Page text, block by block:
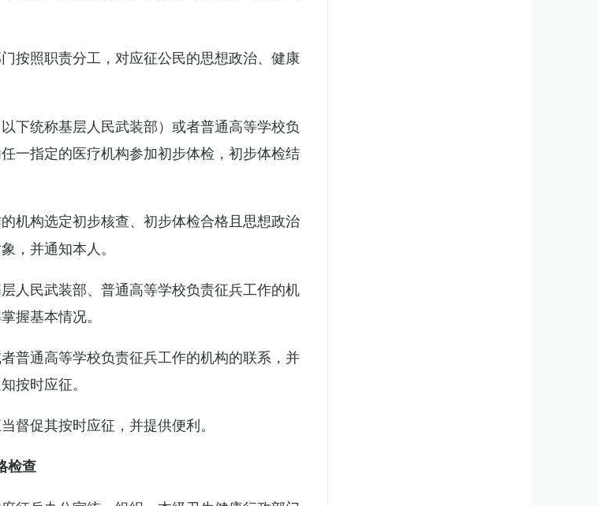
按照职责分工，对应征公民的思想政治、健康
下统称基层人民武装部）或者普通高等学校负
一指定的医疗机构参加初步体检，初步体检结
机构选定初步核查、初步体检合格且思想政治
，并通知本人。
人民武装部、普通高等学校负责征兵工作的机
握基本情况。
普通高等学校负责征兵工作的机构的联系，并
按时应征。
督促其按时应征，并提供便利。
检查